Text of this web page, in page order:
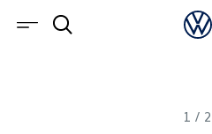
1 / 2